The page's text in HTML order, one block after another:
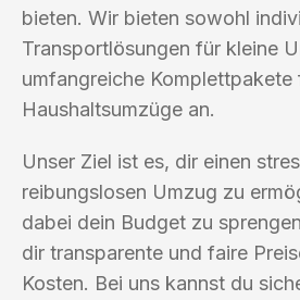
bieten. Wir bieten sowohl
Transportlösungen für kleine
umfangreiche
Haushaltsumzüge an.
Unser Ziel ist es, dir einen
reibungslosen Umzug zu
dabei dein Budget zu
dir transparente und faire
Kosten. Bei uns kannst du